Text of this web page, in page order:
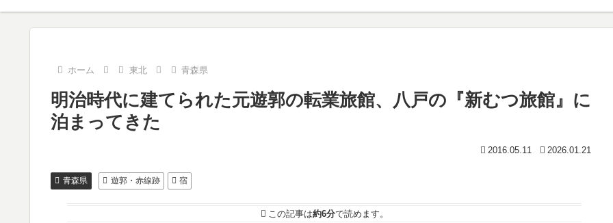
ホーム 東北 青森県
明治時代に建てられた元遊郭の転業旅館、八戸の『新むつ旅館』に
泊まってきた
2016.05.11 2026.01.21
青森県 遊郭・赤線跡 宿
この記事は約6分で読めます。